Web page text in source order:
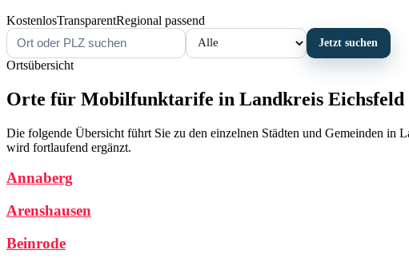
KostenlosTransparentRegional passend
Jetzt suchen
Ortsübersicht
Orte für Mobilfunktarife in Landkreis Eichsfeld
Die folgende Übersicht führt Sie zu den einzelnen Städten und Gemeinden
wird fortlaufend ergänzt.
Annaberg
Arenshausen
Beinrode